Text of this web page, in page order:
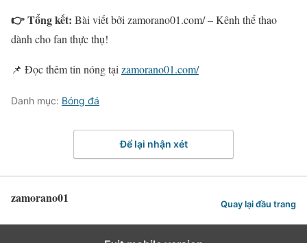
👉 Tổng kết: Bài viết bởi zamorano01.com/ – Kênh thể thao
dành cho fan thực thụ!
📌 Đọc thêm tin nóng tại zamorano01.com/
Danh mục: Bóng đá
Để lại nhận xét
zamorano01 Quay lại đầu trang